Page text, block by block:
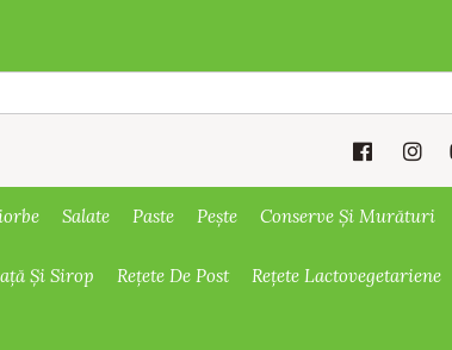
Salate Paste Pește Conserve Și Murături
Și Sirop Rețete De Post Rețete Lactovegetariene